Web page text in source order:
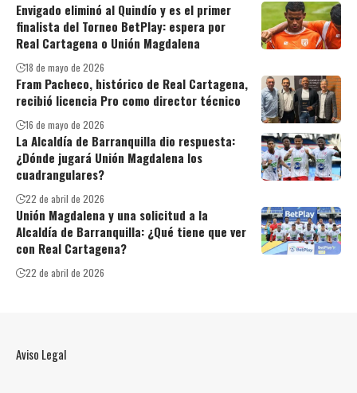
Envigado eliminó al Quindío y es el primer
finalista del Torneo BetPlay: espera por
Real Cartagena o Unión Magdalena
18 de mayo de 2026
Fram Pacheco, histórico de Real Cartagena,
recibió licencia Pro como director técnico
16 de mayo de 2026
La Alcaldía de Barranquilla dio respuesta:
¿Dónde jugará Unión Magdalena los
cuadrangulares?
22 de abril de 2026
Unión Magdalena y una solicitud a la
Alcaldía de Barranquilla: ¿Qué tiene que ver
con Real Cartagena?
22 de abril de 2026
Aviso Legal